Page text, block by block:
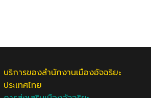
บริการของสำนักงานเมืองอัจฉริยะ
ประเทศไทย